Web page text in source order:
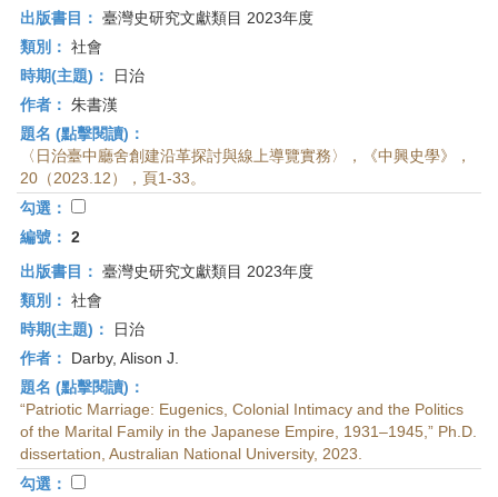
出版書目： 臺灣史研究文獻類目 2023年度
類別： 社會
時期(主題)：
日治
作者： 朱書漢
題名 (點擊閱讀)：
〈日治臺中廳舍創建沿革探討與線上導覽實務〉，《中興史學》，
20（2023.12），頁1-33。
勾選：
編號： 2
出版書目： 臺灣史研究文獻類目 2023年度
類別： 社會
時期(主題)：
日治
作者：
Darby, Alison J.
題名 (點擊閱讀)：
“Patriotic Marriage: Eugenics, Colonial Intimacy and the Politics
of the Marital Family in the Japanese Empire, 1931–1945,” Ph.D.
dissertation, Australian National University, 2023.
勾選：